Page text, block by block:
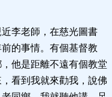
李老師，在慈光圖書
的事情。有個基督教
他是距離不遠有個教堂
看到我就來勸我，說佛